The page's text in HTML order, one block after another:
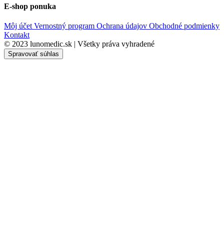
E-shop ponuka
Môj účet Vernostný program Ochrana údajov Obchodné podmienky
Kontakt
© 2023 lunomedic.sk | Všetky práva vyhradené
Spravovať súhlas